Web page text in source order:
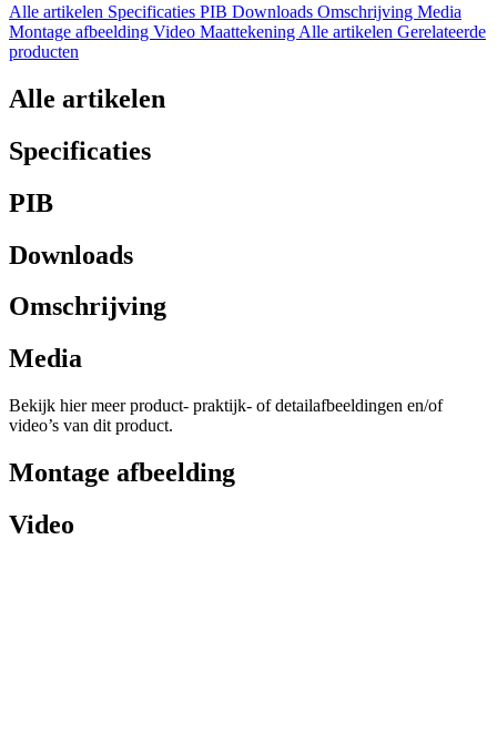
Alle artikelen Specificaties PIB Downloads Omschrijving Media
Montage afbeelding Video Maattekening Alle artikelen Gerelateerde
producten
Alle artikelen
Specificaties
PIB
Downloads
Omschrijving
Media
Bekijk hier meer product- praktijk- of detailafbeeldingen en/of
video’s van dit product.
Montage afbeelding
Video